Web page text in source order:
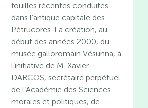
fouilles récentes conduites
dans l’antique capitale des
Pétrucores. La création, au
début des années 2000, du
musée galloromain Vésunna, à
l’initiative de M. Xavier
DARCOS, secrétaire perpétuel
de l’Académie des Sciences
morales et politiques, de